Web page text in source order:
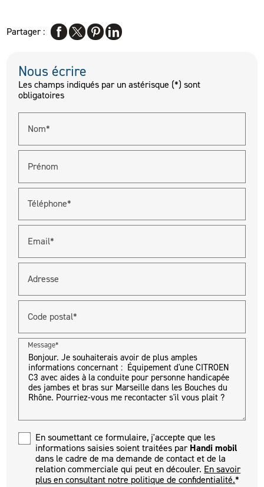
Partager :
Nous écrire
Les champs indiqués par un astérisque (*) sont
obligatoires
Nom*
Prénom
Téléphone*
Email*
Adresse
Code postal*
Message*
En soumettant ce formulaire, j'accepte que les
informations saisies soient traitées parHandi mobil
dans le cadre de ma demande de contact et de la
relation commerciale qui peut en découler. En savoir
plus en consultant notre politique de confidentialité.*